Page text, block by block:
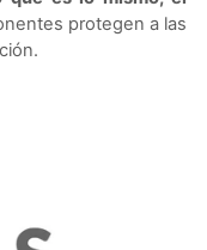
protegen a las